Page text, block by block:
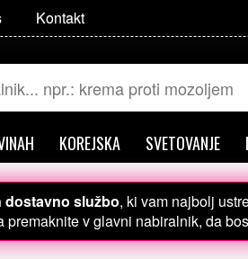
Kontakt
KOREJSKA SVETOVANJE
dostavno službo, ki vam najbolj
premaknite v glavni nabiralnik, da